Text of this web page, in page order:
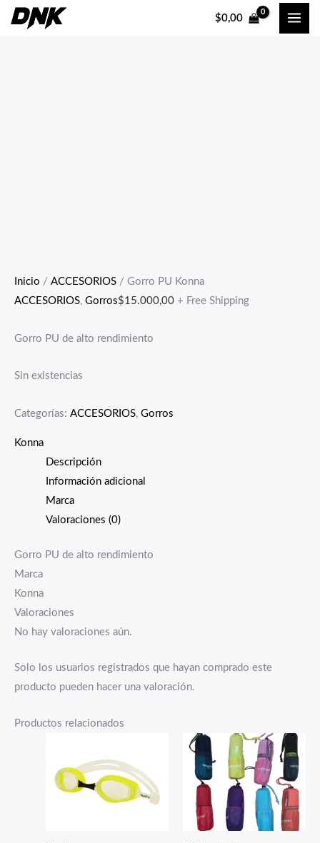
$0,00
Inicio / ACCESORIOS / Gorro PU Konna
ACCESORIOS, Gorros$15.000,00 + Free Shipping
Gorro PU de alto rendimiento
Sin existencias
Categorías: ACCESORIOS, Gorros
Konna
Descripción
Información adicional
Marca
Valoraciones (0)
Gorro PU de alto rendimiento
Marca
Konna
Valoraciones
No hay valoraciones aún.
Solo los usuarios registrados que hayan comprado este
producto pueden hacer una valoración.
Productos relacionados